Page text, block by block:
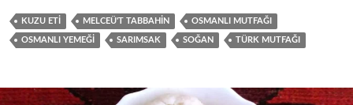
KUZU ETI MELCEÜ'T TABBAHIN OSMANLI MUTFAĞI
OSMANLI YEMEĞI SARIMSAK SOĞAN TÜRK MUTFAĞI